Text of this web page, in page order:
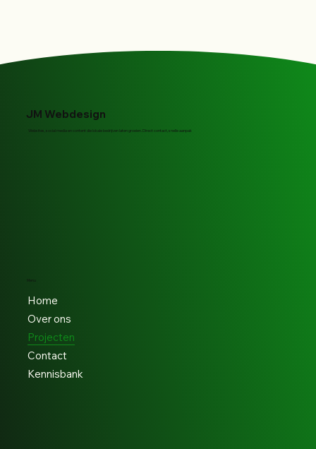
JM Webdesign
Websites, social media en content die lokale bedrijven laten groeien. Direct contact, snelle aanpak
Menu
Home
Over ons
Projecten
Contact
Kennisbank